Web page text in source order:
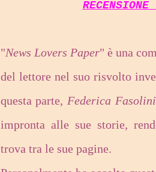
"News Lovers Paper" è una
del lettore nel suo risvolto
questa parte, Federica Fasolini
impronta alle sue storie,
trova tra le sue pagine.